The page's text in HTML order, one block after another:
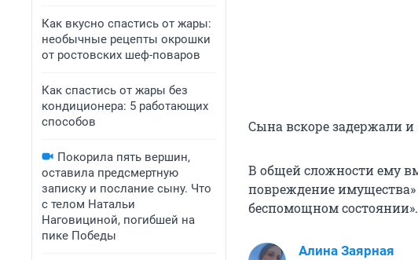
Как вкусно спастись от жары:
необычные рецепты окрошки
от ростовских шеф-поваров
Как спастись от жары без
кондиционера: 5 работающих
способов
Покорила пять вершин,
оставила предсмертную
записку и послание сыну. Что
с телом Натальи
Наговициной, погибшей на
пике Победы
Сына вскоре задержали
В общей сложности ему
повреждение
беспомощном
Алина Заярная